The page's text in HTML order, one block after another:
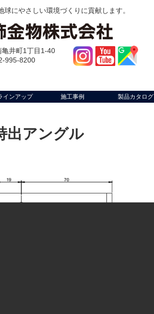
にやさしい環境づくりに貢献します。
井町1丁目1-40
995-8200
インアップ 施工事例 製品カタログ
出アングル